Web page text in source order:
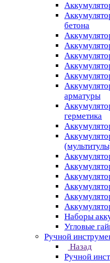
бетона
арматуры
герметика
Наборы
Угловые
Ручной
Назад
Ручной